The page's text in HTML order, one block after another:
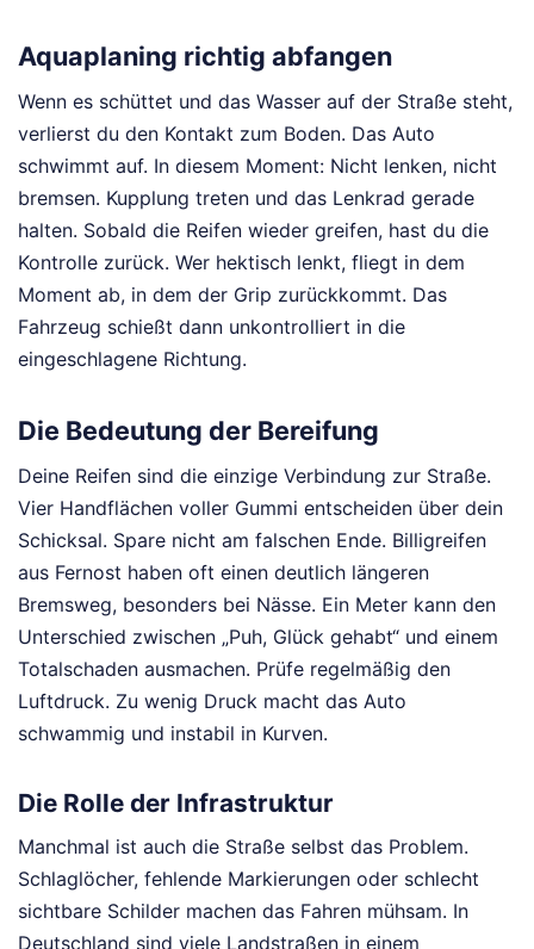
Aquaplaning richtig abfangen
Wenn es schüttet und das Wasser auf der Straße steht,
verlierst du den Kontakt zum Boden. Das Auto
schwimmt auf. In diesem Moment: Nicht lenken, nicht
bremsen. Kupplung treten und das Lenkrad gerade
halten. Sobald die Reifen wieder greifen, hast du die
Kontrolle zurück. Wer hektisch lenkt, fliegt in dem
Moment ab, in dem der Grip zurückkommt. Das
Fahrzeug schießt dann unkontrolliert in die
eingeschlagene Richtung.
Die Bedeutung der Bereifung
Deine Reifen sind die einzige Verbindung zur Straße.
Vier Handflächen voller Gummi entscheiden über dein
Schicksal. Spare nicht am falschen Ende. Billigreifen
aus Fernost haben oft einen deutlich längeren
Bremsweg, besonders bei Nässe. Ein Meter kann den
Unterschied zwischen „Puh, Glück gehabt“ und einem
Totalschaden ausmachen. Prüfe regelmäßig den
Luftdruck. Zu wenig Druck macht das Auto
schwammig und instabil in Kurven.
Die Rolle der Infrastruktur
Manchmal ist auch die Straße selbst das Problem.
Schlaglöcher, fehlende Markierungen oder schlecht
sichtbare Schilder machen das Fahren mühsam. In
Deutschland sind viele Landstraßen in einem